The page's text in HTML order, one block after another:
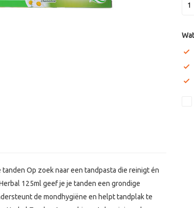
Op zoek naar een tandpasta die reinigt én
125ml geef je je tanden een grondige
de mondhygiëne en helpt tandplak te